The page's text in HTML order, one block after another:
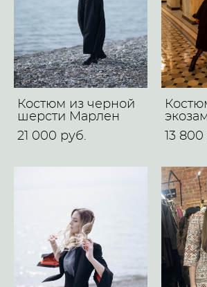
Костюм из черной
шерсти Mарлен
21 000 pуб.
13